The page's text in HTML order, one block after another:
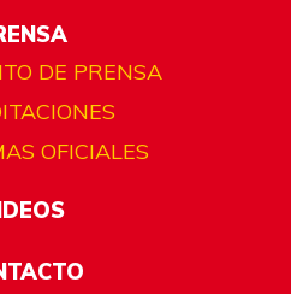
DE PRENSA
OFICIALES